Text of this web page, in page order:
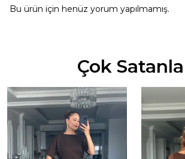
Bu ürün için henüz yorum yapılmamış.
Çok